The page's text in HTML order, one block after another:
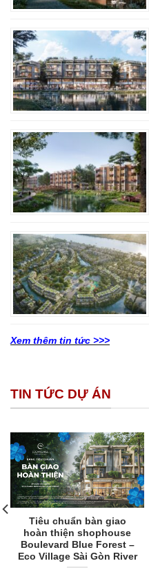
Xem thêm tin tức >>>
TIN TỨC DỰ ÁN
Tiêu chuẩn bàn giao
hoàn thiện shophouse
Boulevard Blue Forest –
Eco Village Sài Gòn River